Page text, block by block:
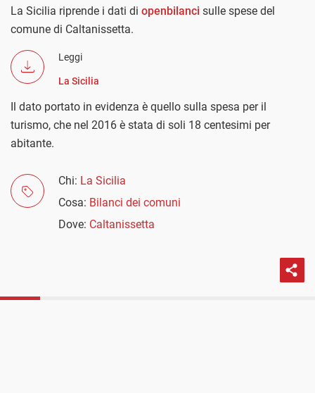
La Sicilia riprende i dati di openbilanci sulle spese del
comune di Caltanissetta.
Leggi
La Sicilia
Il dato portato in evidenza è quello sulla spesa per il
turismo, che nel 2016 è stata di soli 18 centesimi per
abitante.
Chi: La Sicilia
Cosa: Bilanci dei comuni
Dove: Caltanissetta